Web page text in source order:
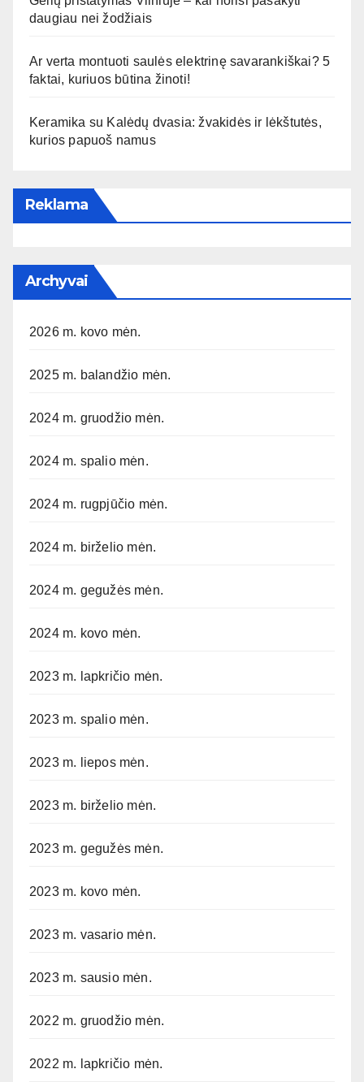
daugiau nei žodžiais
Ar verta montuoti saulės elektrinę savarankiškai? 5
faktai, kuriuos būtina žinoti!
Keramika su Kalėdų dvasia: žvakidės ir lėkštutės,
kurios papuoš namus
Reklama
Archyvai
2026 m. kovo mėn.
2025 m. balandžio mėn.
2024 m. gruodžio mėn.
2024 m. spalio mėn.
2024 m. rugpjūčio mėn.
2024 m. birželio mėn.
2024 m. gegužės mėn.
2024 m. kovo mėn.
2023 m. lapkričio mėn.
2023 m. spalio mėn.
2023 m. liepos mėn.
2023 m. birželio mėn.
2023 m. gegužės mėn.
2023 m. kovo mėn.
2023 m. vasario mėn.
2023 m. sausio mėn.
2022 m. gruodžio mėn.
2022 m. lapkričio mėn.